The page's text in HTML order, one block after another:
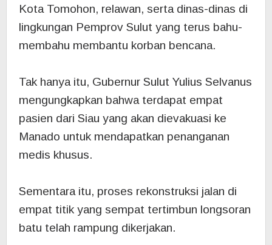
Kota Tomohon, relawan, serta dinas-dinas di
lingkungan Pemprov Sulut yang terus bahu-
membahu membantu korban bencana.
Tak hanya itu, Gubernur Sulut Yulius Selvanus
mengungkapkan bahwa terdapat empat
pasien dari Siau yang akan dievakuasi ke
Manado untuk mendapatkan penanganan
medis khusus.
‎Sementara itu, proses rekonstruksi jalan di
empat titik yang sempat tertimbun longsoran
batu telah rampung dikerjakan.